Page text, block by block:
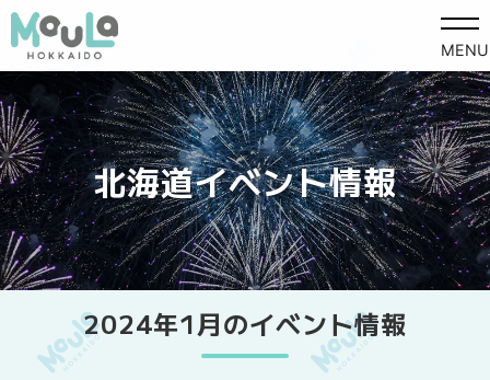
MENU
北海道イベント情報
2024年1月のイベント情報